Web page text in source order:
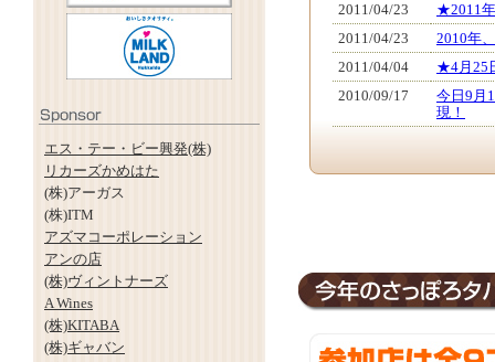
2011/04/23
★2011
2011/04/23
2010年
2011/04/04
★4月25
2010/09/17
今日9月
現！
エス・テー・ビー興発(株)
リカーズかめはた
(株)アーガス
(株)ITM
アズマコーポレーション
アンの店
(株)ヴィントナーズ
A Wines
(株)KITABA
(株)ギャバン